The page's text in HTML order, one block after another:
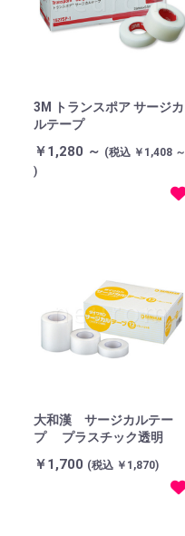
3M トランスポア サージカ
ルテープ
￥1,280 ～ (税込 ￥1,408 ～
)
大和漢 サージカルテー
プ プラスチック透明
￥1,700 (税込 ￥1,870)